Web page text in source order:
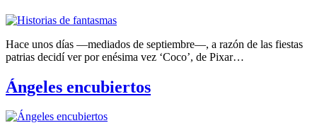
Hace unos días —mediados de septiembre—, a razón de las fiestas
patrias decidí ver por enésima vez ‘Coco’, de Pixar…
Ángeles encubiertos